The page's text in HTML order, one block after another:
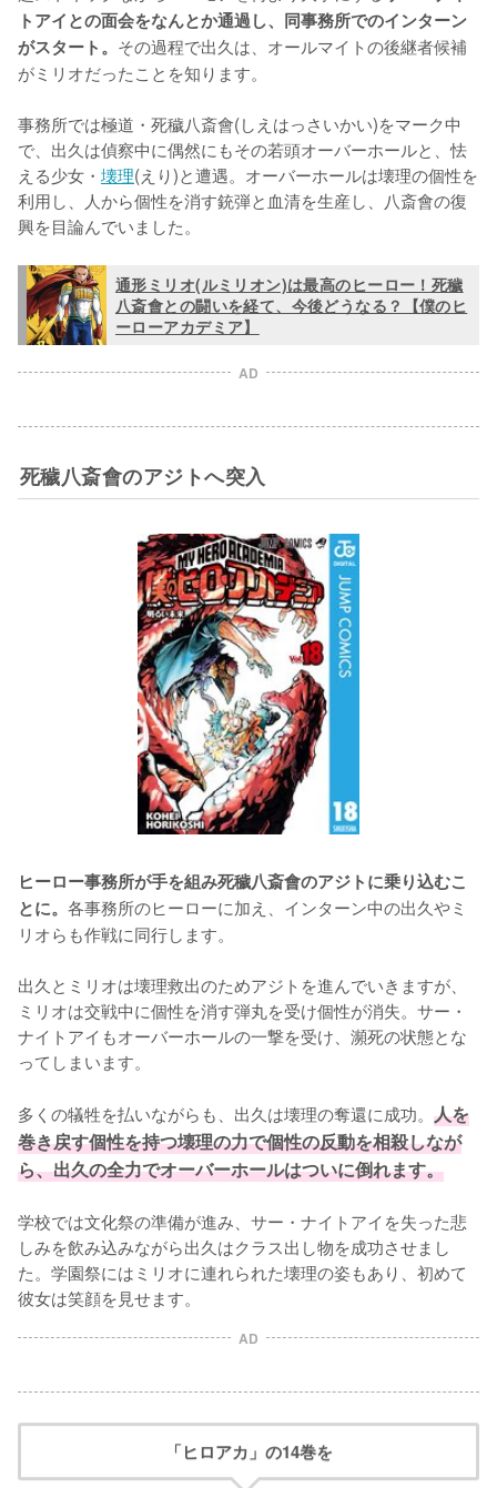
トアイとの面会をなんとか通過し、同事務所でのインターン
がスタート。 その過程で出久は、オールマイトの後継者候補
がミリオだったことを知ります。
事務所では極道・死穢八斎會(しえはっさいかい)をマーク中
で、出久は偵察中に偶然にもその若頭オーバーホールと、怯
える少女・ 壊理(えり)と遭遇。オーバーホールは壊理の個性を
利用し、人から個性を消す銃弾と血清を生産し、八斎會の復
興を目論んでいました。
通形ミリオ(ルミリオン)は最高のヒーロー！死穢
八斎會との闘いを経て、今後どうなる？【僕のヒ
ーローアカデミア】
AD
死穢八斎會のアジトへ突入
ヒーロー事務所が手を組み死穢八斎會のアジトに乗り込むこ
とに。 各事務所のヒーローに加え、インターン中の出久やミ
リオらも作戦に同行します。
出久とミリオは壊理救出のためアジトを進んでいきますが、
ミリオは交戦中に個性を消す弾丸を受け個性が消失。サー・
ナイトアイもオーバーホールの一撃を受け、瀕死の状態とな
ってしまいます。
多くの犠牲を払いながらも、出久は壊理の奪還に成功。 人を
巻き戻す個性を持つ壊理の力で個性の反動を相殺しなが
ら、出久の全力でオーバーホールはついに倒れます。
学校では文化祭の準備が進み、サー・ナイトアイを失った悲
しみを飲み込みながら出久はクラス出し物を成功させまし
た。学園祭にはミリオに連れられた壊理の姿もあり、初めて
彼女は笑顔を見せます。
AD
「ヒロアカ」の14巻を